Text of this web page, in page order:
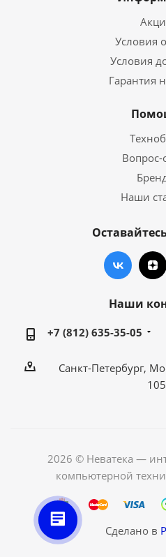
Условия
Условия
Гарантия
Вопрос-
Наши
Наши
+7 (812) 635-35-05
Санкт-Петербург,
2026 © Неватека —
компьютерной
Сделано в